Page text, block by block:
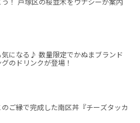
気になる♪ 数量限定でかぬまブランド
のドリンクが登場！
ご縁で完成した南区丼『チーズタッカ